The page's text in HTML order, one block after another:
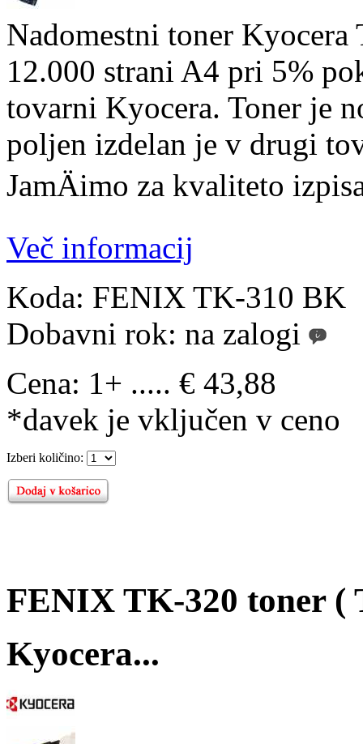
Nadomestni toner
12.000 strani A4 pri 5%
tovarni Kyocera. Toner je
poljen izdelan je v drugi
JamÄimo za kvaliteto
Več informacij
Koda: FENIX TK-310 BK
Dobavni rok: na zalogi
Cena: 1+ ..... € 43,88
*davek je vključen v ceno
Izberi količino:
FENIX TK-320 toner (
Kyocera...